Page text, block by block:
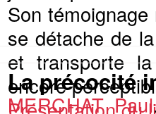
Son
se détache de
et transporte
encore
La précocité
MERCHAT Paul